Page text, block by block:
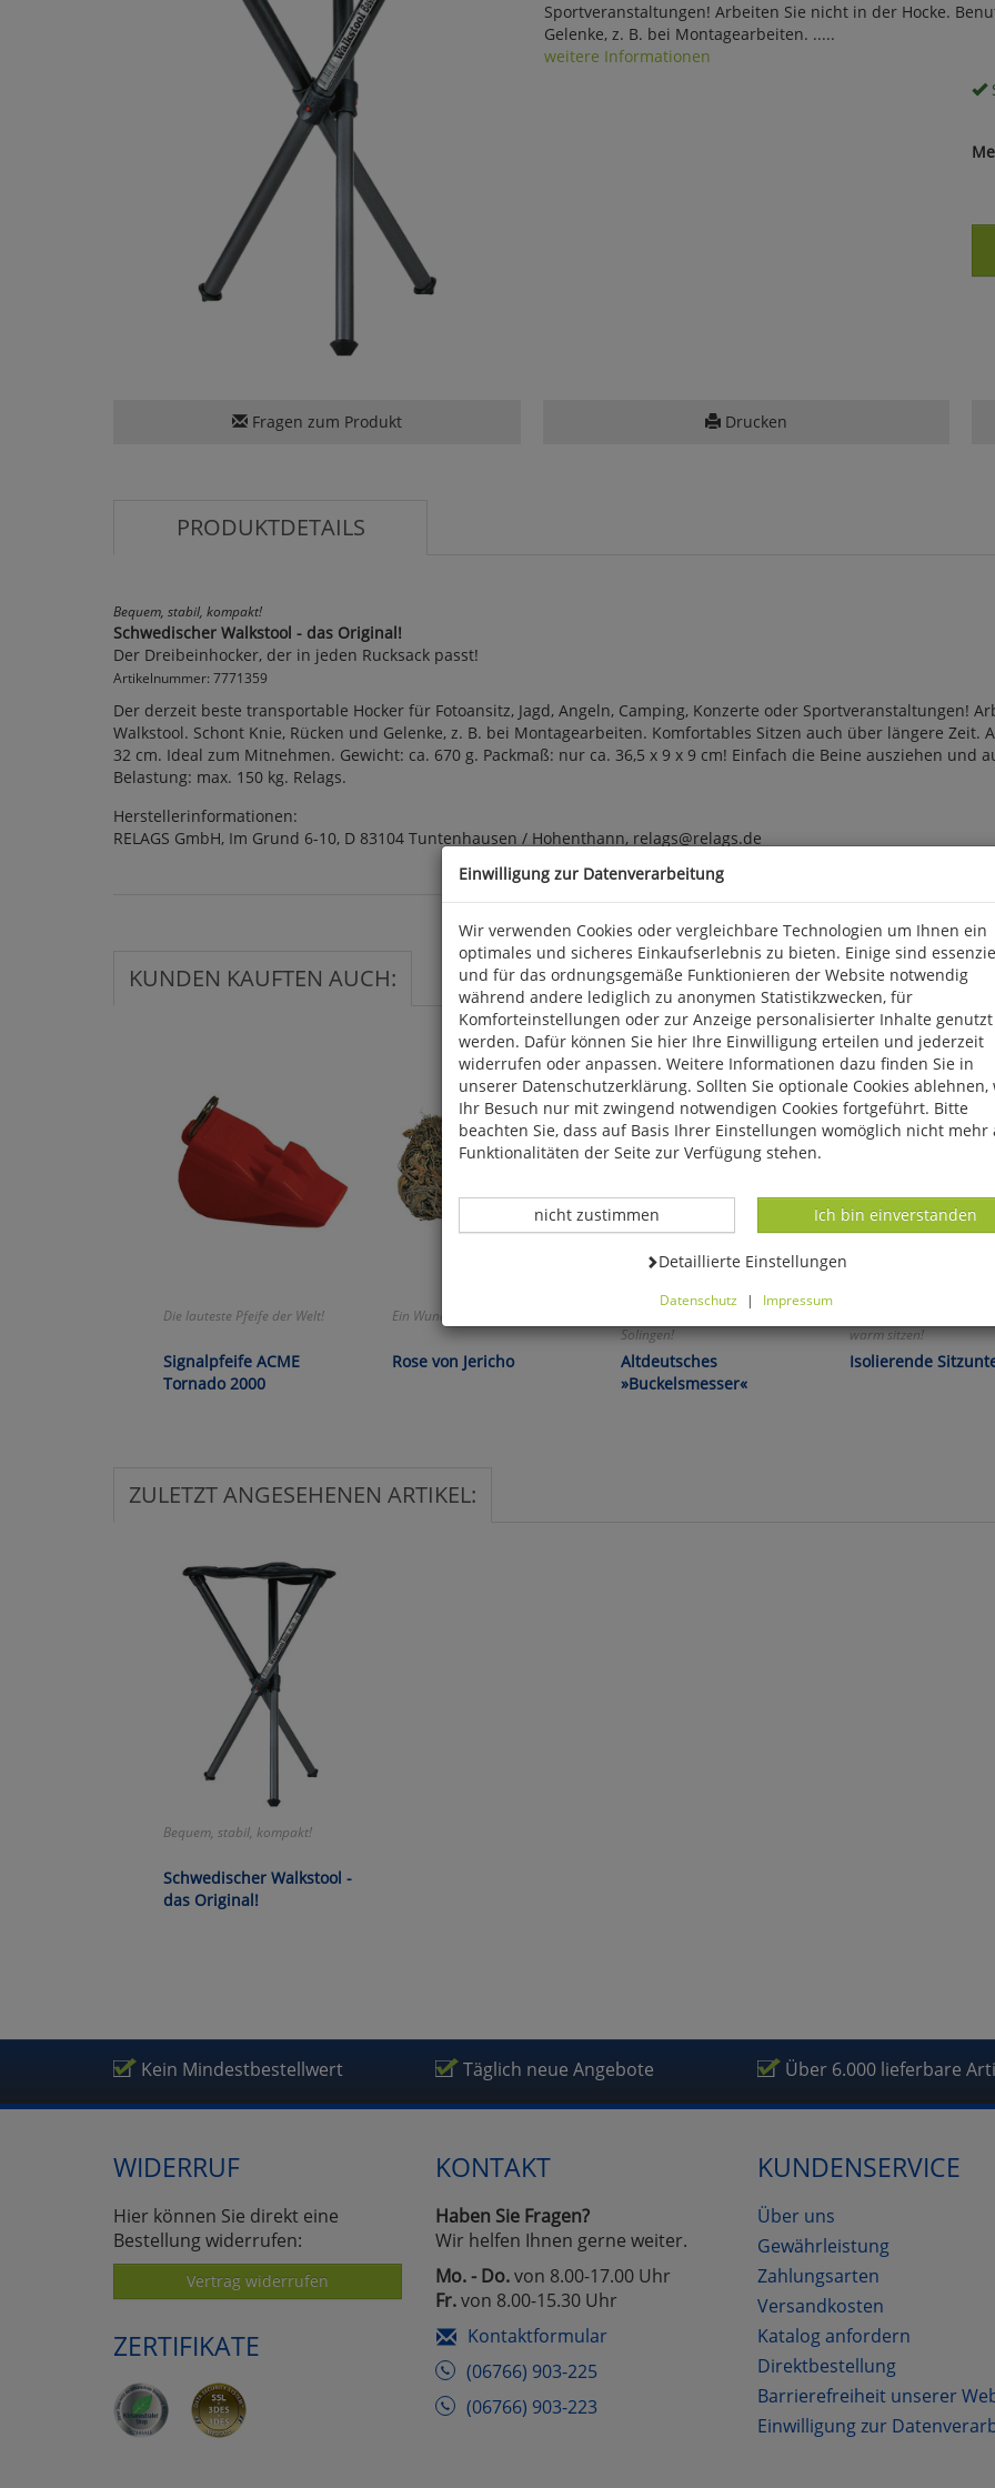
Sportveranstaltungen! Arbeiten Sie nicht in der Hocke.
Gelenke, z. B. bei Montagearbeiten. .....
weitere Informationen
Fragen zum Produkt Drucken
PRODUKTDETAILS
Bequem, stabil, kompakt!
Schwedischer Walkstool - das Original!
Der Dreibeinhocker, der in jeden Rucksack passt!
Artikelnummer: 7771359
Der derzeit beste transportable Hocker für Fotoansitz, Jagd, Angeln, Camping, Konzerte oder Sportveranstaltungen!
Walkstool. Schont Knie, Rücken und Gelenke, z. B. bei Montagearbeiten. Komfortables Sitzen auch über längere Zeit.
32 cm. Ideal zum Mitnehmen. Gewicht: ca. 670 g. Packmaß: nur ca. 36,5 x 9 x 9 cm! Einfach die Beine ausziehen
Belastung: max. 150 kg. Relags.
Herstellerinformationen:
RELAGS GmbH, Im Grund 6-10, D 83104 Tuntenhausen / Hohenthann, relags@relags.de
KUNDEN KAUFTEN AUCH:
Die lauteste Pfeife der Welt!
Signalpfeife ACME
Tornado 2000
Ein Wunder der Natur!
Rose von Jericho
Solingen!
Altdeutsches
»Buckelsmesser«
warm sitzen!
Isolierende
ZULETZT ANGESEHENEN ARTIKEL:
Bequem, stabil, kompakt!
Schwedischer Walkstool -
das Original!
Kein Mindestbestellwert Täglich neue Angebote Über 6.000 lieferbare
WIDERRUF
Hier können Sie direkt eine
Bestellung widerrufen:
Vertrag widerrufen
ZERTIFIKATE
KONTAKT
Haben Sie Fragen?
Wir helfen Ihnen gerne weiter.
Mo. - Do.von 8.00-17.00 Uhr
Fr.von 8.00-15.30 Uhr
Kontaktformular
(06766) 903-225
(06766) 903-223
KUNDENSERVICE
Über uns
Gewährleistung
Zahlungsarten
Versandkosten
Katalog anfordern
Direktbestellung
Barrierefreiheit unserer
Einwilligung zur
Einwilligung zur Datenverarbeitung
Wir verwenden Cookies oder vergleichbare Technologien um Ihnen ein
optimales und sicheres Einkaufserlebnis zu bieten. Einige sind
und für das ordnungsgemäße Funktionieren der Website notwendig
während andere lediglich zu anonymen Statistikzwecken, für
Komforteinstellungen oder zur Anzeige personalisierter Inhalte genutzt
werden. Dafür können Sie hier Ihre Einwilligung erteilen und jederzeit
widerrufen oder anpassen. Weitere Informationen dazu finden Sie in
unserer Datenschutzerklärung. Sollten Sie optionale Cookies ablehnen,
Ihr Besuch nur mit zwingend notwendigen Cookies fortgeführt. Bitte
beachten Sie, dass auf Basis Ihrer Einstellungen womöglich nicht mehr
Funktionalitäten der Seite zur Verfügung stehen.
Datenverarbeitung -
Ich bin einverstanden
Datenverarbeitung -
nicht zustimmen
Datenverarbeitung -
Detaillierte Einstellungen
Datenschutz | Impressum
Cookies ablehnen, wird Ihr Besuch nur mit zwingend notwendigen
fortgeführt. Bitte beachten Sie, dass auf Basis Ihrer Einstellungen
nicht mehr alle Funktionalitäten der Seite zur Verfügung stehen.